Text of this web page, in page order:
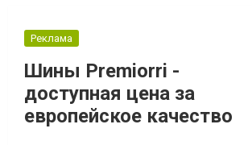
Реклама
Шины Premiorri -
доступная цена за
европейское качество